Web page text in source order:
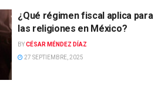
¿Qué régimen fiscal aplica para
las religiones en México?
BYCÉSAR MÉNDEZ DÍAZ
27 SEPTIEMBRE, 2025